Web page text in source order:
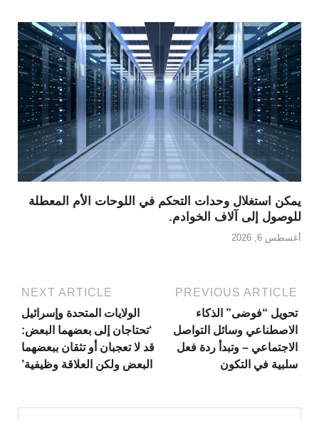
يمكن استغلال وحدات التحكم في اللوحات الأم المعطلة
للوصول إلى آلاف الخوادم.
أغسطس 6, 2026
PREVIOUS ARTICLE
تحويل “فوضى” الذكاء
الاصطناعي وسائل التواصل
الاجتماعي – وتبدأ ردة فعل
سلبية في التكون
NEXT ARTICLE
الولايات المتحدة وإسرائيل
‘تحتاجان إلى بعضهما البعض:
قد لا تعجبان أو تثقان ببعضهما
البعض ولكن العلاقة وظيفية’